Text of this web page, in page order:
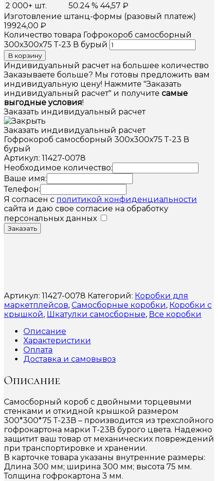
2 000+ шт.
50.24 % 44,57 ₽
Изготовление штанц-формы (разовый платеж)
19924,00 ₽
Количество товара Гофрокороб самосборный
300х300х75 Т-23 В бурый
В корзину
Индивидуальный расчет на большее количество
Заказываете больше? Мы готовы предложить вам
индивидуальную цену! Нажмите "Заказать
индивидуальный расчет" и получите самые
выгодные условия!
Заказать индивидуальный расчет
Заказать индивидуальный расчет
Гофрокороб самосборный 300х300х75 Т-23 В
бурый
Артикул: 11427-0078
Необходимое количество:
Ваше имя:
Телефон:
Я согласен с политикой конфиденциальности
сайта и даю свое согласие на обработку
персональных данных
Заказать
Артикул: 11427-0078 Категорий: Коробки для
маркетплейсов, Самосборные коробки, Коробки с
крышкой, Шкатулки самосборные, Все коробки
Описание
Характеристики
Оплата
Доставка и самовывоз
Описание
Самосборный короб с двойными торцевыми
стенками и откидной крышкой размером
300*300*75 Т-23В – производится из трехслойного
гофрокартона марки Т-23В бурого цвета. Надежно
защитит ваш товар от механических повреждений
при транспортировке и хранении.
В карточке товара указаны внутренние размеры:
Длина 300 мм; ширина 300 мм; высота 75 мм.
Толщина гофрокартона 3 мм.